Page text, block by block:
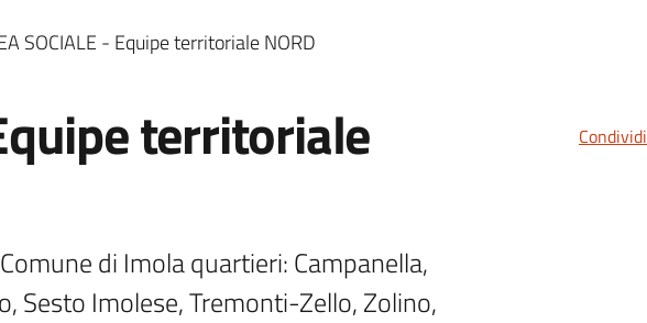
SOCIALE - Equipe territoriale NORD
territoriale
di Imola quartieri: Campanella,
Sesto Imolese, Tremonti-Zello, Zolino,
Condividi